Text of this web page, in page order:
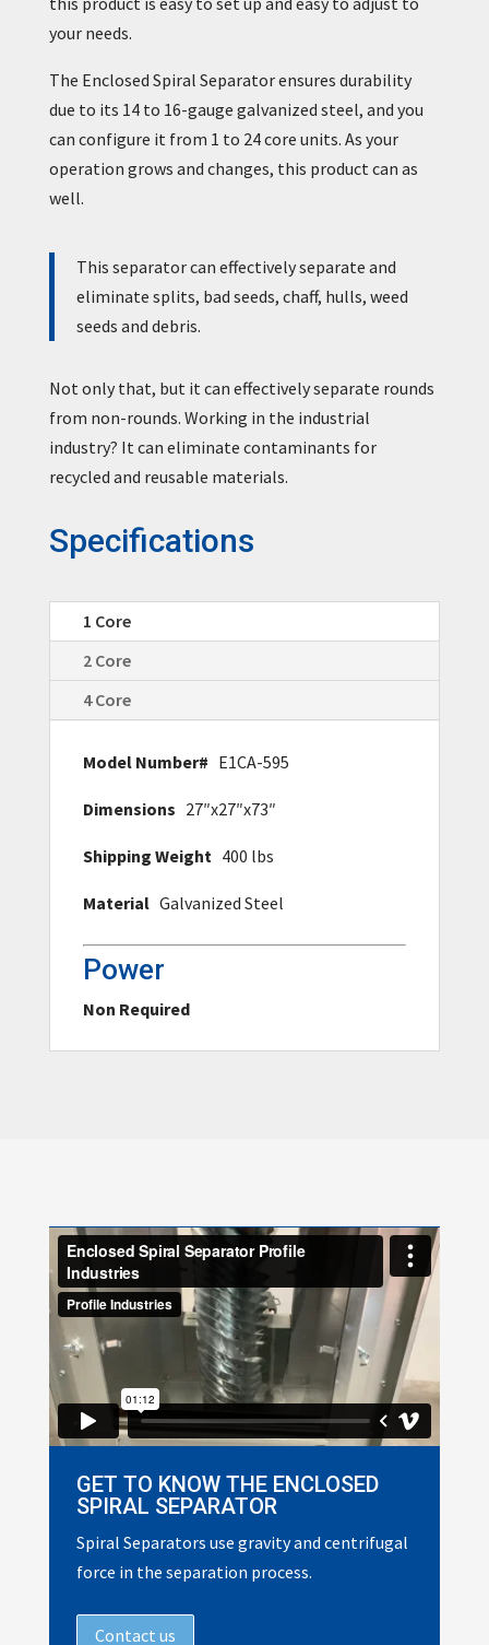
your needs.
The Enclosed Spiral Separator ensures durability
due to its 14 to 16-gauge galvanized steel, and you
can configure it from 1 to 24 core units. As your
operation grows and changes, this product can as
well.
This separator can effectively separate and
eliminate splits, bad seeds, chaff, hulls, weed
seeds and debris.
Not only that, but it can effectively separate rounds
from non-rounds. Working in the industrial
industry? It can eliminate contaminants for
recycled and reusable materials.
Specifications
1 Core
2 Core
4 Core
Model Number# E1CA-595
Dimensions 27″x27″x73″
Shipping Weight 400 lbs
Material Galvanized Steel
Power
Non Required
GET TO KNOW THE ENCLOSED
SPIRAL SEPARATOR
Spiral Separators use gravity and centrifugal
force in the separation process.
Contact us